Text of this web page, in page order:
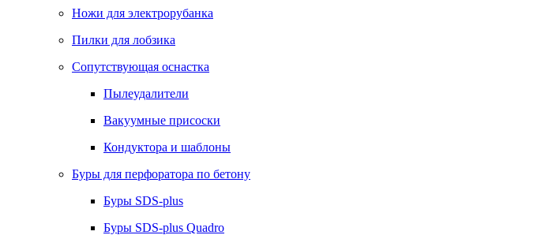
Ножи для электрорубанка
Пилки для лобзика
Сопутствующая оснастка
Пылеудалители
Вакуумные присоски
Кондуктора и шаблоны
Буры для перфоратора по бетону
Буры SDS-plus
Буры SDS-plus Quadro